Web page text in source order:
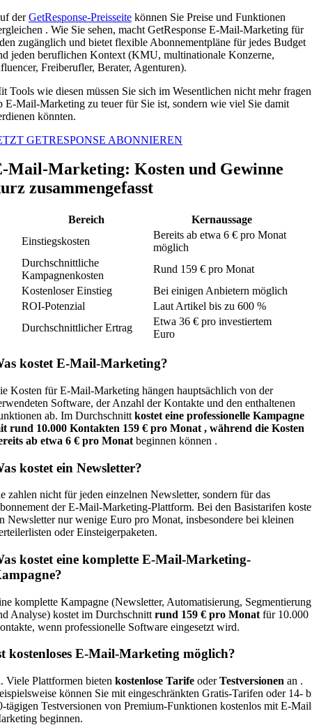
derGetResponse-Preisseite können Sie Preise und Funktionen
. Wie Sie sehen, macht GetResponse E-Mail-Marketing für
zugänglich und bietet flexible Abonnementpläne für jedes Budget
jeden beruflichen Kontext (KMU, multinationale Konzerne,
Freiberufler, Berater, Agenturen).
Tools wie diesen müssen Sie sich im Wesentlichen nicht mehr
E-Mail-Marketing zu teuer für Sie ist, sondern wie viel Sie damit
könnten.
GETRESPONSE ABONNIEREN
Mail-Marketing: Kosten und Gewinne
zusammengefasst
Bereich
Kernaussage
Einstiegskosten
Bereits ab etwa 6 € pro Monat
möglich
Durchschnittliche
Kampagnenkosten
Rund 159 € pro Monat
Kostenloser Einstieg
Bei einigen Anbietern möglich
ROI-Potenzial
Laut Artikel bis zu 600 %
Durchschnittlicher Ertrag
Etwa 36 € pro investiertem
Euro
kostet E-Mail-Marketing?
Kosten für E-Mail-Marketing hängen hauptsächlich von der
Software, der Anzahl der Kontakte und den enthaltenen
ab. Im Durchschnitt kostet eine professionelle Kampagne
rund 10.000 Kontakten 159 € pro Monat , während die Kosten
ab etwa 6 € pro Monat beginnen können .
kostet ein Newsletter?
zahlen nicht für jeden einzelnen Newsletter, sondern für das
der E-Mail-Marketing-Plattform. Bei den Basistarifen
Newsletter nur wenige Euro pro Monat, insbesondere bei kleinen
oder Einsteigerpaketen.
kostet eine komplette E-Mail-Marketing-
komplette Kampagne (Newsletter, Automatisierung, Segmentierung
Analyse) kostet im Durchschnitt rund 159 € pro Monat für 10.000
wenn professionelle Software eingesetzt wird.
kostenloses E-Mail-Marketing möglich?
Viele Plattformen bieten kostenlose Tarife oderTestversionen an .
können Sie mit eingeschränkten Gratis-Tarifen oder 14-
tägigen Testversionen von Premium-Funktionen kostenlos mit E-
beginnen.